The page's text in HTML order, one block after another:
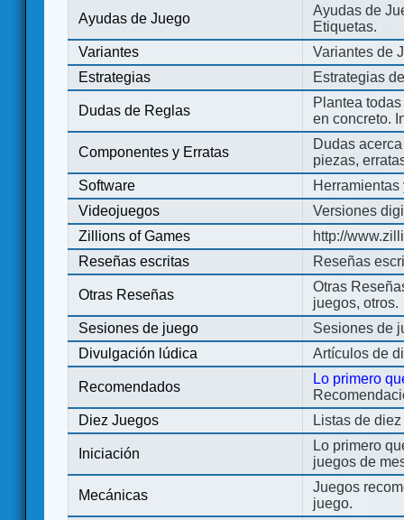
Ayudas de Juego
Ayudas de
Etiquetas.
Variantes
Variantes de
Estrategias
Estrategias
Dudas de Reglas
Plantea
en concreto.
Componentes y Erratas
Dudas
piezas,
Software
Videojuegos
Versiones
Zillions of Games
http://
Reseñas escritas
Reseñas
Otras Reseñas
Otras
juegos, otros.
Sesiones de juego
Sesiones de
Divulgación lúdica
Artículos de
Recomendados
Lo primero
Diez Juegos
Listas de
Iniciación
Lo primero
juegos de
Mecánicas
Juegos
juego.